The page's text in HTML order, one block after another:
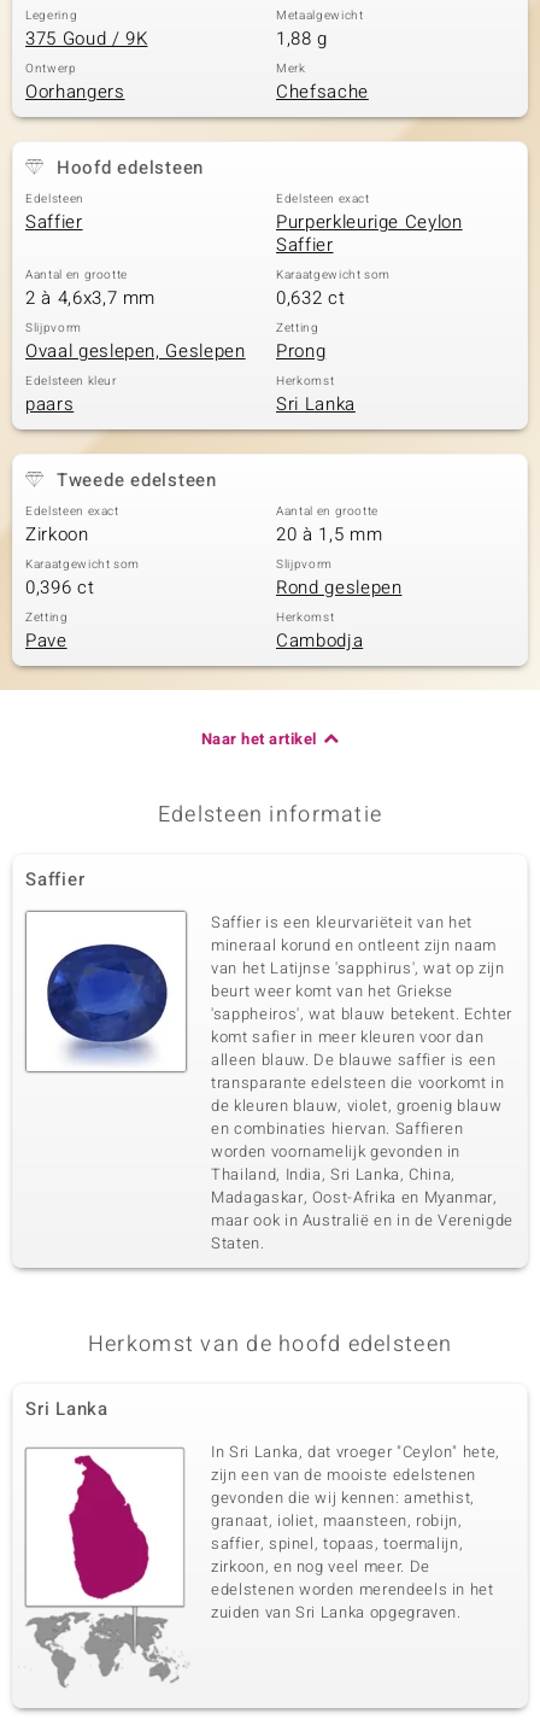
Legering
375 Goud / 9K
Metaalgewicht
1,88 g
Ontwerp
Oorhangers
Merk
Chefsache
Hoofd edelsteen
Edelsteen
Saffier
Edelsteen exact
Purperkleurige Ceylon
Saffier
Aantal en grootte
2 à 4,6x3,7 mm
Karaatgewicht som
0,632 ct
Slijpvorm
Ovaal geslepen, Geslepen
Zetting
Prong
Edelsteen kleur
paars
Herkomst
Sri Lanka
Tweede edelsteen
Edelsteen exact
Zirkoon
Aantal en grootte
20 à 1,5 mm
Karaatgewicht som
0,396 ct
Slijpvorm
Rond geslepen
Zetting
Pave
Herkomst
Cambodja
Naar het artikel
Edelsteen informatie
Saffier
Saffier is een kleurvariëteit van het
mineraal korund en ontleent zijn naam
van het Latijnse 'sapphirus', wat op zijn
beurt weer komt van het Griekse
'sappheiros', wat blauw betekent. Echter
komt safier in meer kleuren voor dan
alleen blauw. De blauwe saffier is een
transparante edelsteen die voorkomt in
de kleuren blauw, violet, groenig blauw
en combinaties hiervan. Saffieren
worden voornamelijk gevonden in
Thailand, India, Sri Lanka, China,
Madagaskar, Oost-Afrika en Myanmar,
maar ook in Australië en in de Verenigde
Staten.
Herkomst van de hoofd edelsteen
Sri Lanka
In Sri Lanka, dat vroeger "Ceylon" hete,
zijn een van de mooiste edelstenen
gevonden die wij kennen: amethist,
granaat, ioliet, maansteen, robijn,
saffier, spinel, topaas, toermalijn,
zirkoon, en nog veel meer. De
edelstenen worden merendeels in het
zuiden van Sri Lanka opgegraven.